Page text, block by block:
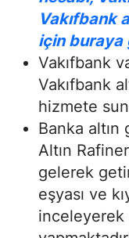
Vakıfbank
için buraya
Vakıfbank
Vakıfbank
hizmete
Banka
Altın
gelerek
eşyası ve